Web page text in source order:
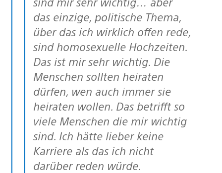
das einzige, politische Thema,
über das ich wirklich offen rede,
sind homosexuelle Hochzeiten.
Das ist mir sehr wichtig. Die
Menschen sollten heiraten
dürfen, wen auch immer sie
heiraten wollen. Das betrifft so
viele Menschen die mir wichtig
sind. Ich hätte lieber keine
Karriere als das ich nicht
darüber reden würde.